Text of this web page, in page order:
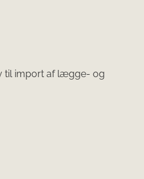
til import af lægge- og